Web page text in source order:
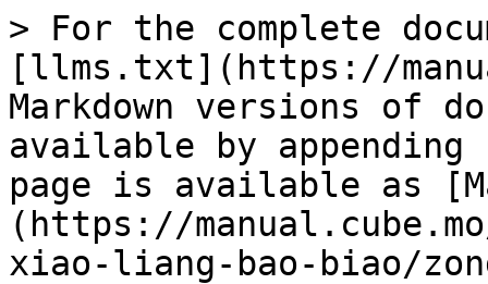
> For the complete
[llms.txt](https://
Markdown versions of
available by
page is available as
(https://
xiao-liang-bao-biao/